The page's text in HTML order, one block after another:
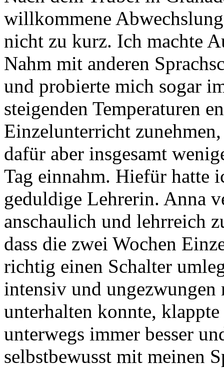
willkommene
nicht zu kurz. Ich machte
Nahm mit anderen
und probierte mich sogar
steigenden Temperaturen
Einzelunterricht
dafür aber insgesamt
Tag einnahm. Hiefür hatte
geduldige Lehrerin. Anna
anschaulich und lehrreich
dass die zwei Wochen
richtig einen Schalter
intensiv und
unterhalten konnte,
unterwegs immer besser
selbstbewusst mit meinen